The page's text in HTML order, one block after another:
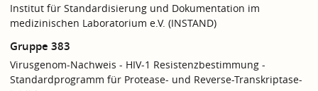
Institut für Standardisierung und Dokumentation im
medizinischen Laboratorium e.V. (INSTAND)
Gruppe 383
Virusgenom-Nachweis - HIV-1 Resistenzbestimmung -
Standardprogramm für Protease- und Reverse-Transkriptase-